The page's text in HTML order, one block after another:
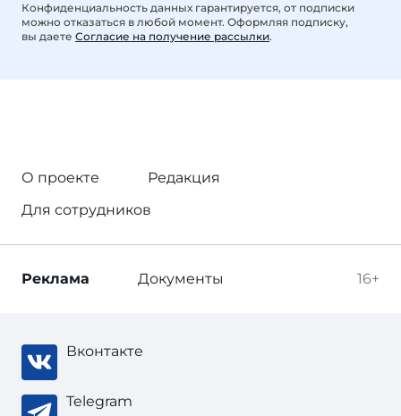
Конфиденциальность данных гарантируется, от подписки
можно отказаться в любой момент. Оформляя подписку,
вы даете Согласие на получение рассылки.
О проекте
Редакция
Для сотрудников
16+
Реклама Документы
Вконтакте
Telegram